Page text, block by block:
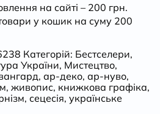
на сайті – 200 грн.
у кошик на суму 200
Категорій: Бестселери,
України, Мистецтво,
, ар-деко, ар-нуво,
, живопис, книжкова графіка,
, сецесія, українське